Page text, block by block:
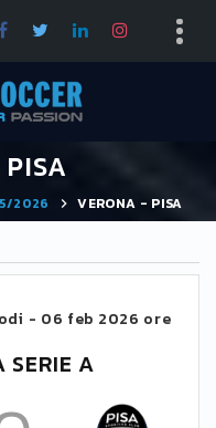
2026 VERONA - PISA
- 06 feb 2026 ore
SERIE A